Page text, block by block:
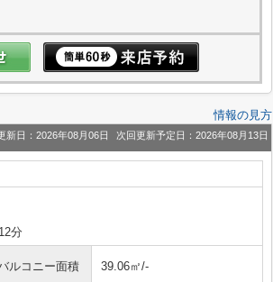
情報の見方
新日：2026年08月06日 次回更新予定日：2026年08月13日
分
ルコニー面積 39.06㎡/-